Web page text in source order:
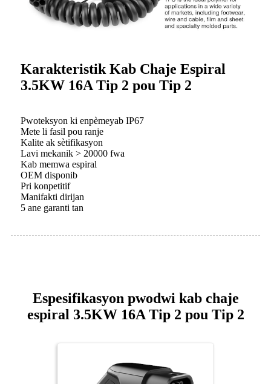
Karakteristik Kab Chaje Espiral
3.5KW 16A Tip 2 pou Tip 2
Pwoteksyon ki enpèmeyab IP67
Mete li fasil pou ranje
Kalite ak sètifikasyon
Lavi mekanik > 20000 fwa
Kab memwa espiral
OEM disponib
Pri konpetitif
Manifakti dirijan
5 ane garanti tan
Espesifikasyon pwodwi kab chaje
espiral 3.5KW 16A Tip 2 pou Tip 2